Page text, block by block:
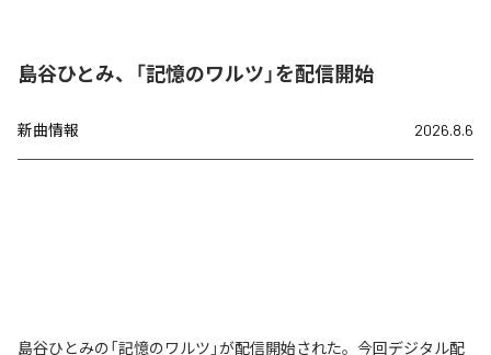
島谷ひとみ、「記憶のワルツ」を配信開始
新曲情報 2026.8.6
島谷ひとみの「記憶のワルツ」が配信開始された。今回デジタル配